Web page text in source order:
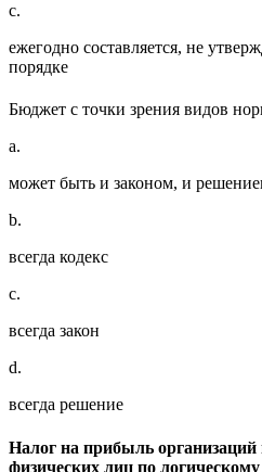
c.
ежегодно составляется, не
порядке
Бюджет с точки зрения видов
a.
может быть и законом, и
b.
всегда кодекс
c.
всегда закон
d.
всегда решение
Налог на прибыль организаций
физических лиц по